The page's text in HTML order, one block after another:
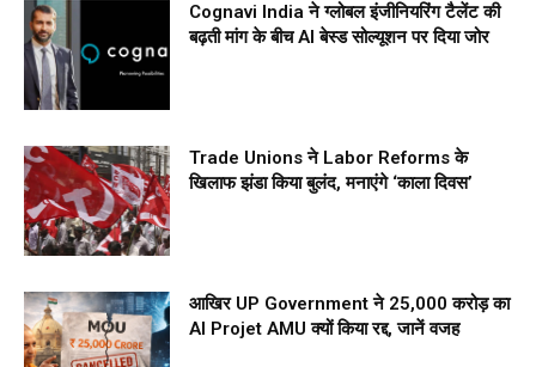
Cognavi India ने ग्लोबल इंजीनियरिंग टैलेंट की
बढ़ती मांग के बीच AI बेस्ड सोल्यूशन पर दिया जोर
Trade Unions ने Labor Reforms के
खिलाफ झंडा किया बुलंद, मनाएंगे ‘काला दिवस’
आखिर UP Government ने ₹25,000 करोड़ का
AI Projet AMU क्यों किया रद्द, जानें वजह